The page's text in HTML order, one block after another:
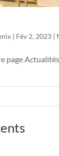
| Fév 2, 2023|
page Actualités.